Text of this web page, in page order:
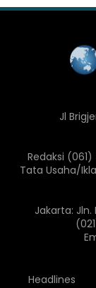
Jl
Redaksi
Tata Usaha/
Jakarta: Jln.
Headlines